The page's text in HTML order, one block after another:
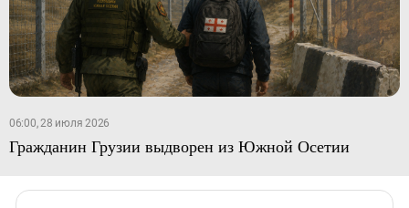
06:00, 28 июля 2026
Гражданин Грузии выдворен из Южной Осетии